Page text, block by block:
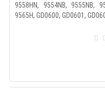
9558HN, 9554NB, 9555NB,
9565H, GD0600, GD0601,